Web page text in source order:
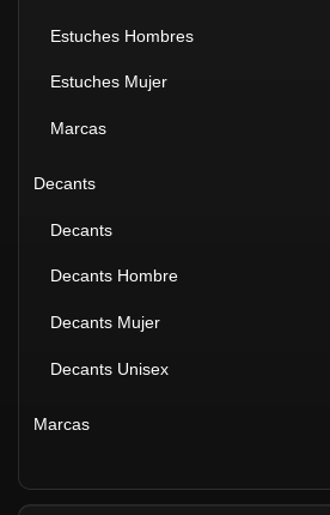
Estuches Hombres
Estuches Mujer
Marcas
Decants
Decants
Decants Hombre
Decants Mujer
Decants Unisex
Marcas